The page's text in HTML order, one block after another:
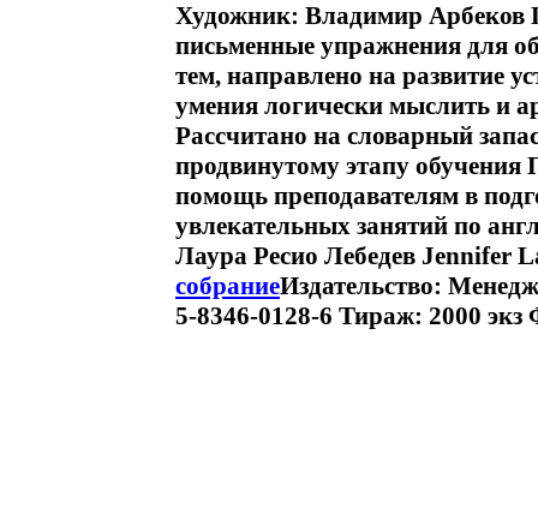
Художник: Владимир Арбеков
письменные упражнения для
тем, направлено на развитие
умения логически мыслить и
Рассчитано на словарный
продвинутому этапу
помощь преподавателям в
увлекательных занятий по
Лаура Ресио Лебедев Jennifer
собраниеИздательство:
5-8346-0128-6 Тираж: 2000